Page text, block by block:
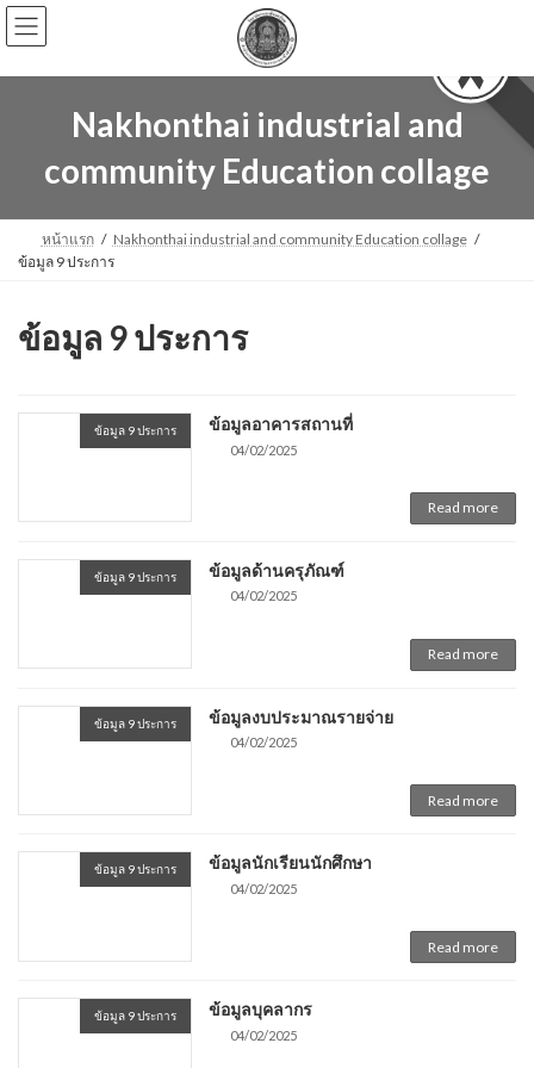
Skip
to
the
Skip
to
the
Nakhonthai industrial and
community Education collage
หน้าแรก
Nakhonthai industrial and community Education collage
ข้อมูล 9 ประการ
ข้อมูล 9 ประการ
ข้อมูล 9 ประการ ข้อมูลอาคารสถานที่
04/02/2025
Read more
ข้อมูล 9 ประการ ข้อมูลด้านครุภัณฑ์
04/02/2025
Read more
ข้อมูล 9 ประการ ข้อมูลงบประมาณรายจ่าย
04/02/2025
Read more
ข้อมูล 9 ประการ ข้อมูลนักเรียนนักศึกษา
04/02/2025
Read more
ข้อมูล 9 ประการ ข้อมูลบุคลากร
04/02/2025